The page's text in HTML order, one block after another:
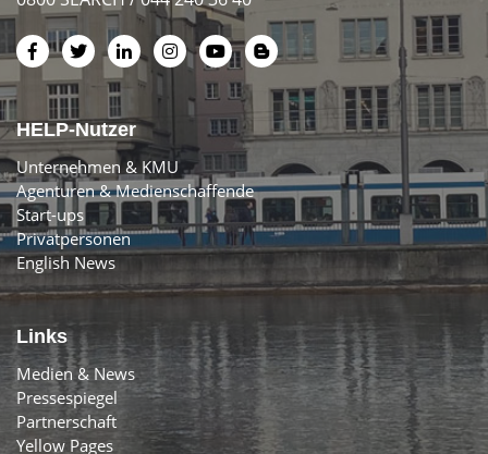
HELP-Nutzer
Unternehmen & KMU
Agenturen & Medienschaffende
Start-ups
Privatpersonen
English News
Links
Medien & News
Pressespiegel
Partnerschaft
Yellow Pages